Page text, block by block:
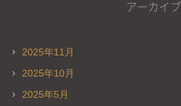
アーカイブ
2025年11月
2025年10月
2025年5月